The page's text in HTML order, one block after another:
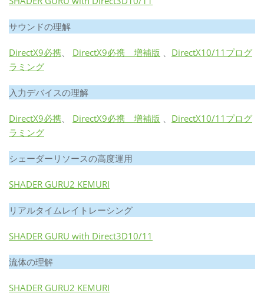
サウンドの理解
DirectX9必携、 DirectX9必携 増補版 、 DirectX10/11プログ
ラミング
入力デバイスの理解
DirectX9必携、 DirectX9必携 増補版 、 DirectX10/11プログ
ラミング
シェーダーリソースの高度運用
SHADER GURU2 KEMURI
リアルタイムレイトレーシング
SHADER GURU with Direct3D10/11
流体の理解
SHADER GURU2 KEMURI